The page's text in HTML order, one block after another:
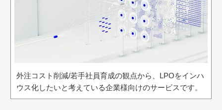
外注コスト削減/若手社員育成の観点から、LPOをインハ
ウス化したいと考えている企業様向けのサービスです。